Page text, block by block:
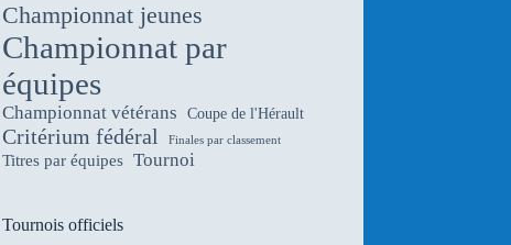
Championnat jeunes
Championnat par
équipes
Championnat vétérans Coupe de l'Hérault
Critérium fédéral Finales par classement
Titres par équipes Tournoi
Tournois officiels